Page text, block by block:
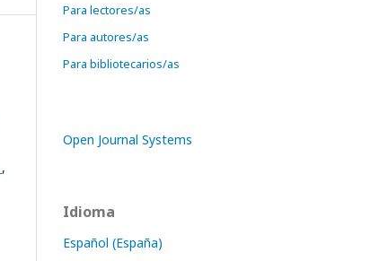
,
Para lectores/as
Para autores/as
Para bibliotecarios/as
Open Journal Systems
Idioma
Español (España)